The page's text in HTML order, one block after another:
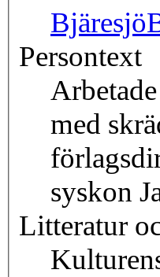
Bjäresjö
Persontext
med
syskon
Litteratur